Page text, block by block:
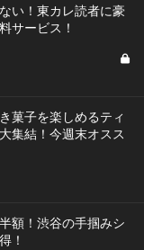
い！東カレ読者に豪
サービス！
菓子を楽しめるティ
集結！今週末オスス
額！渋谷の手掴みシ
！